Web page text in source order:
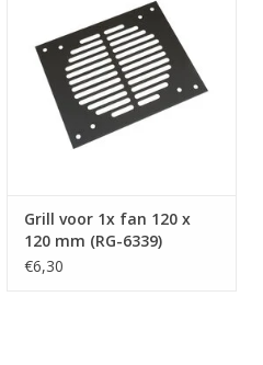
TOEVOEGEN AAN WINKELWAGEN
Grill voor 1x fan 120 x
120 mm (RG-6339)
€6,30